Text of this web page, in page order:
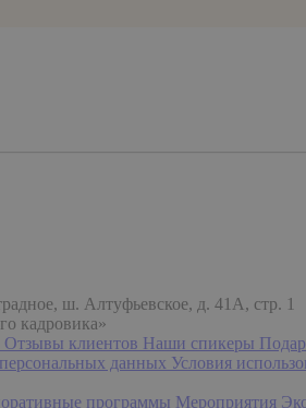
ш. Алтуфьевское, д. 41А, стр. 1
кадровика»
Отзывы клиентов Наши спикеры
данных Условия
программы Мероприятия